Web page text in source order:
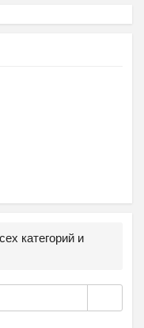
категорий и